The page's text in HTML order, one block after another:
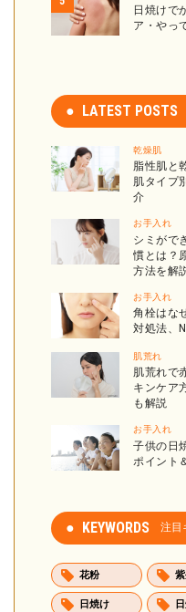
日焼けで
ア・やっ
LATEST POSTS
乾燥肌
脂性肌と
肌タイプ
介
お手入れ
シミがで
慣とは？
方法を解
お手入れ
角栓はな
対処法、
肌荒れ
肌荒れで
キンケア
も解説
お手入れ
子供の日
ポイント
KEYWORDS 注目
花粉
日焼け